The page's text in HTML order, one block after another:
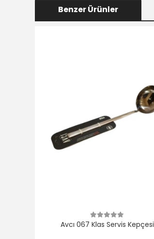
Benzer Ürünler
Avcı 067 Klas Servis Kepçesi